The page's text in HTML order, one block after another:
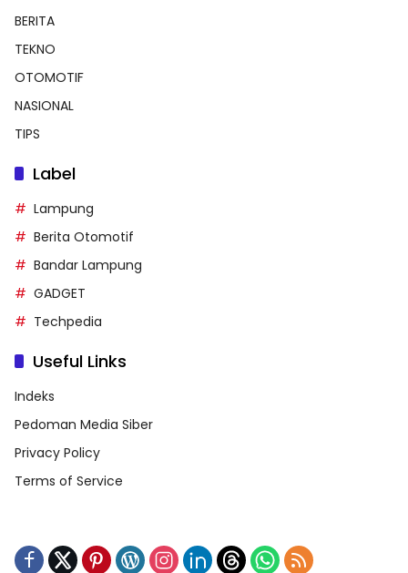
BERITA
TEKNO
OTOMOTIF
NASIONAL
TIPS
Label
Lampung
Berita Otomotif
Bandar Lampung
GADGET
Techpedia
Useful Links
Indeks
Pedoman Media Siber
Privacy Policy
Terms of Service